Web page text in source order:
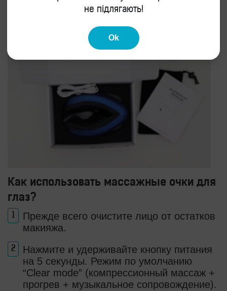
Как использовать массажные очки для
глаз?
Прежде всего очистите лицо от остатков
макияжа.
Нажмите и удерживайте кнопку питания
на 5 секунды. Режим по умолчанию
“Clear mode” (компрессионный массаж +
прогрев + музыкальное сопровождение).
не підлягають!
Ok